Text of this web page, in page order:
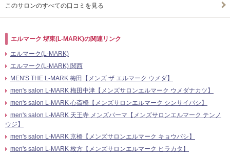
このサロンのすべての口コミを見る
エルマーク 堺東(L-MARK)の関連リンク
エルマーク(L-MARK)
エルマーク(L-MARK) 関西
MEN'S THE L-MARK 梅田【メンズ ザ エルマーク ウメダ】
men's salon L-MARK 梅田中津【メンズサロンエルマーク ウメダナカツ】
men's salon L-MARK 心斎橋【メンズサロンエルマーク シンサイバシ】
men's salon L-MARK 天王寺 メンズパーマ【メンズサロンエルマーク テンノ
ウジ】
men's salon L-MARK 京橋【メンズサロンエルマーク キョウバシ】
men's salon L-MARK 枚方【メンズサロンエルマーク ヒラカタ】